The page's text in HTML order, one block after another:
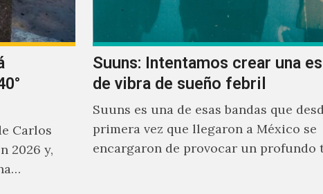
Carlos
2026 y,
Suuns: Intentamos crear una
de vibra de sueño febril
Suuns es una de esas bandas que
primera vez que llegaron a México se
encargaron de provocar un profundo